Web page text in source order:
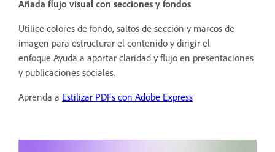
Añada flujo visual con secciones y fondos
Utilice colores de fondo, saltos de sección y marcos de
imagen para estructurar el contenido y dirigir el
enfoque.Ayuda a aportar claridad y flujo en presentaciones
y publicaciones sociales.
Aprenda a Estilizar PDFs con Adobe Express